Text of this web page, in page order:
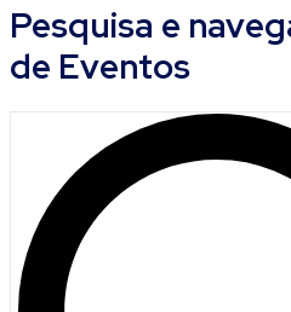
E
v
e
s
Pesquisa e
de Eventos